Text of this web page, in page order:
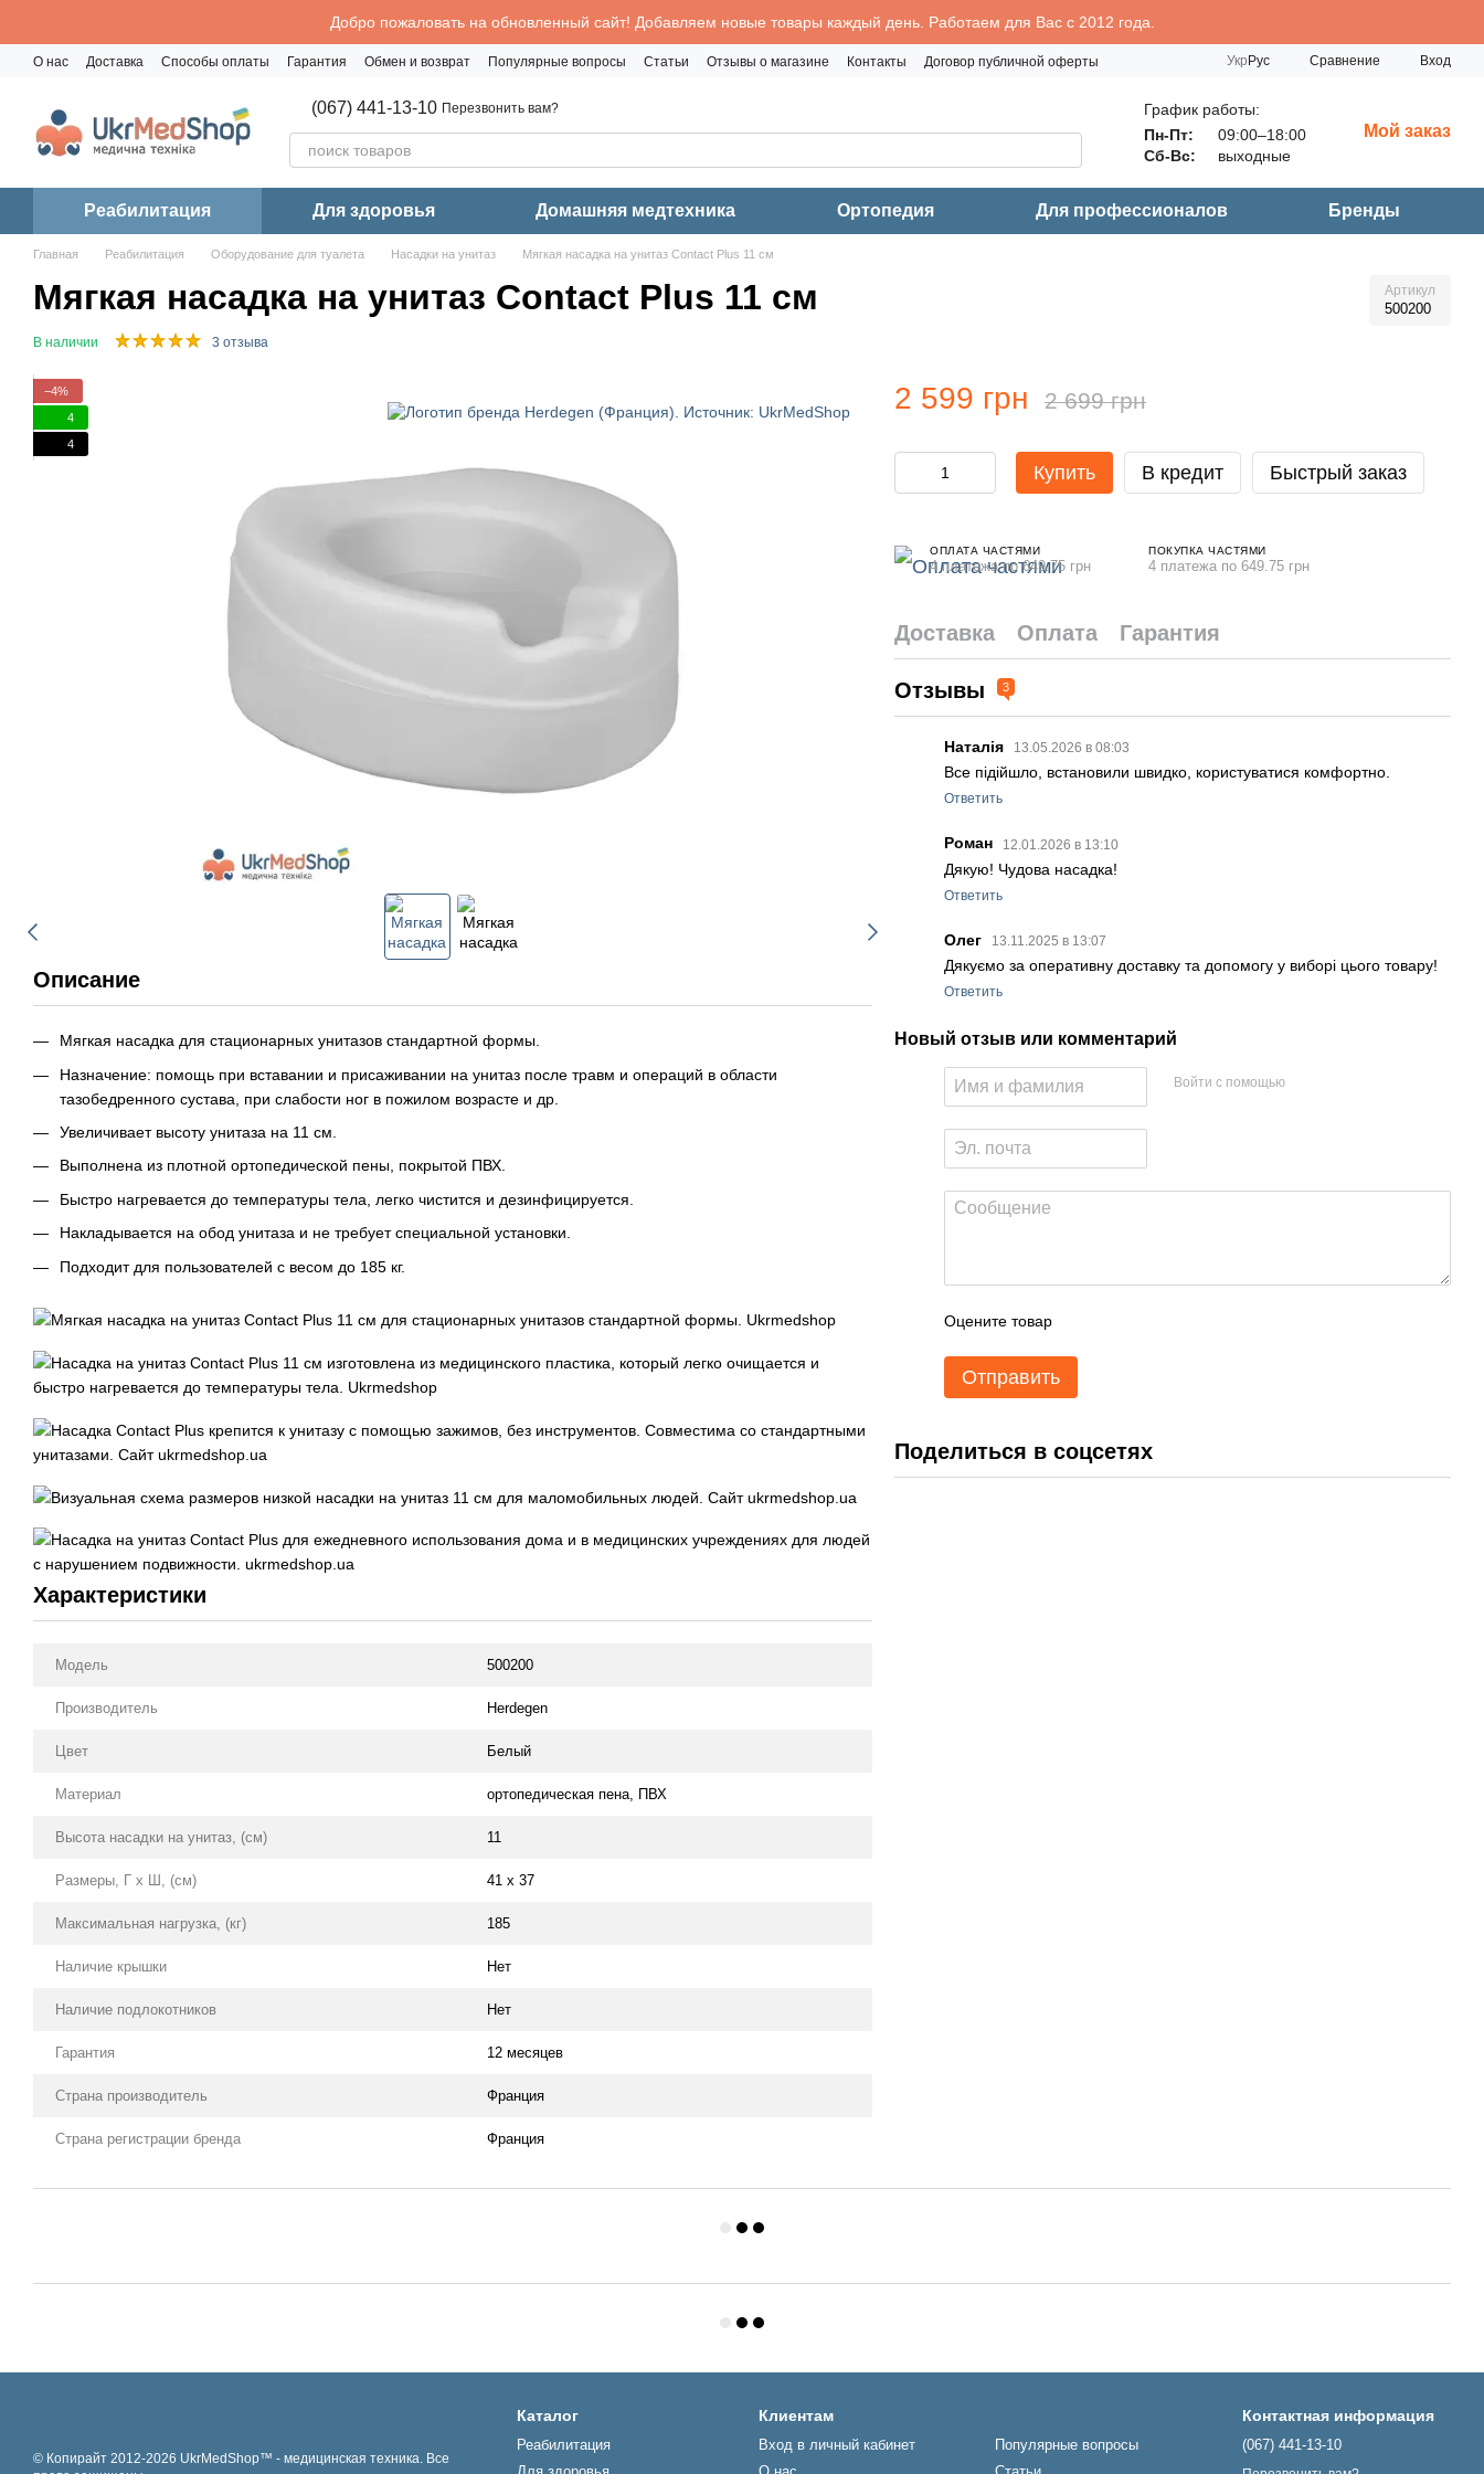
Добро пожаловать на обновленный сайт! Добавляем новые товары каждый день. Работаем для Вас с 2012 года.
О нас Доставка Способы оплаты Гарантия Обмен и возврат Популярные вопросы Статьи Отзывы о магазине Контакты
Договор публичной оферты
Укр Рус Сравнение Вход
(067) 441-13-10 Перезвонить вам?
График работы:
Пн-Пт:
09:00–18:00
Сб-Вс:
выходные
Мой заказ
Реабилитация Для здоровья Домашняя медтехника Ортопедия Для профессионалов Бренды
Главная Реабилитация Оборудование для туалета Насадки на унитаз Мягкая насадка на унитаз Contact Plus 11 см
Мягкая насадка на унитаз Contact Plus 11 см Артикул
500200
В наличии 3 отзыва
−4%
4
4
Описание
Мягкая насадка для стационарных унитазов стандартной формы.
Назначение: помощь при вставании и присаживании на унитаз после травм и операций в области
тазобедренного сустава, при слабости ног в пожилом возрасте и др.
Увеличивает высоту унитаза на 11 см.
Выполнена из плотной ортопедической пены, покрытой ПВХ.
Быстро нагревается до температуры тела, легко чистится и дезинфицируется.
Накладывается на обод унитаза и не требует специальной установки.
Подходит для пользователей с весом до 185 кг.
Характеристики
Модель 500200
Производитель Herdegen
Цвет Белый
Материал ортопедическая пена, ПВХ
Высота насадки на унитаз, (см) 11
Размеры, Г х Ш, (см) 41 x 37
Максимальная нагрузка, (кг) 185
Наличие крышки Нет
Наличие подлокотников Нет
Гарантия 12 месяцев
Страна производитель Франция
Страна регистрации бренда Франция
2 599 грн 2 699 грн
Купить В кредит Быстрый заказ
ОПЛАТА ЧАСТЯМИ
4 платежа по 649.75 грн
ПОКУПКА ЧАСТЯМИ
4 платежа по 649.75 грн
Доставка Оплата Гарантия
Отзывы 3
Наталія 13.05.2026 в 08:03
Все підійшло, встановили швидко, користуватися комфортно.
Ответить
Роман 12.01.2026 в 13:10
Дякую! Чудова насадка!
Ответить
Олег 13.11.2025 в 13:07
Дякуємо за оперативну доставку та допомогу у виборі цього товару!
Ответить
Новый отзыв или комментарий
Войти с помощью
Оцените товар
Отправить
Поделиться в соцсетях
© Копирайт 2012-2026 UkrMedShop™ - медицинская техника. Все
Каталог
Реабилитация
Клиентам
Вход в личный кабинет
Популярные вопросы
Контактная информация
(067) 441-13-10